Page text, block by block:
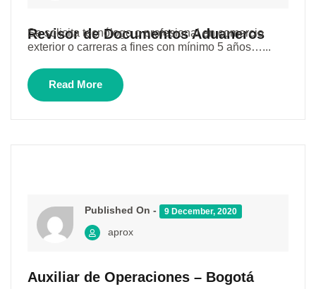
Revisor de Documentos Aduaneros
Se solicita tecnólogo o profesional en comercio
exterior o carreras a fines con mínimo 5 años…...
Read More
Published On - 9 December, 2020
aprox
Auxiliar de Operaciones – Bogotá